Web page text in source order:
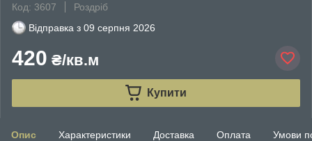
Код: 3607
Роздріб
Відправка з 09 серпня 2026
420 ₴/кв.м
Купити
Опис Характеристики Доставка Оплата Умови